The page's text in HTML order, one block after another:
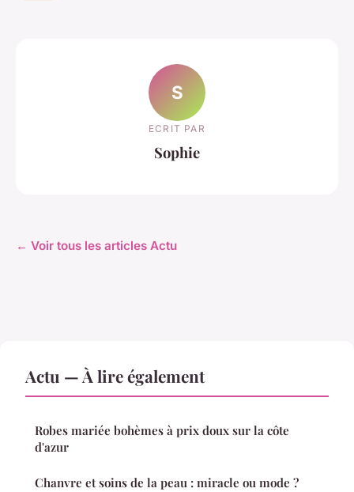
S
ECRIT PAR
Sophie
← Voir tous les articles Actu
Actu — À lire également
Robes mariée bohèmes à prix doux sur la côte
d'azur
Chanvre et soins de la peau : miracle ou mode ?